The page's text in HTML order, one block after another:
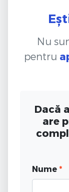
Nu
pentru
Dacă
are
Nume *